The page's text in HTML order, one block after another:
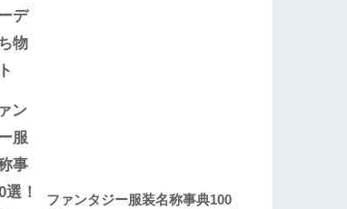
ファンタジー服装名称事典100